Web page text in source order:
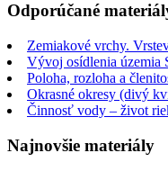
Odporúčané
Zemiakové vrchy.
Vývoj osídlenia územia
Poloha, rozloha a
Okrasné okresy (divý
Činnosť vody – život
Najnovšie materiály